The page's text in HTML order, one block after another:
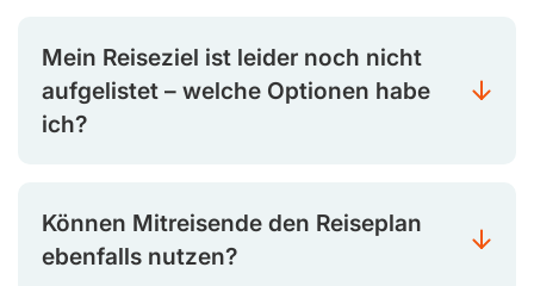
Mein Reiseziel ist leider noch nicht
aufgelistet – welche Optionen habe
ich?
Können Mitreisende den Reiseplan
ebenfalls nutzen?